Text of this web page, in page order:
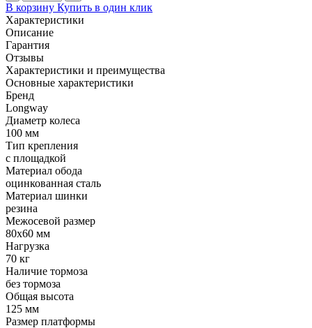
В корзину Купить в один клик
Характеристики
Описание
Гарантия
Отзывы
Характеристики и преимущества
Основные характеристики
Бренд
Longway
Диаметр колеса
100 мм
Тип крепления
с площадкой
Материал обода
оцинкованная сталь
Материал шинки
резина
Межосевой размер
80x60 мм
Нагрузка
70 кг
Наличие тормоза
без тормоза
Общая высота
125 мм
Размер платформы